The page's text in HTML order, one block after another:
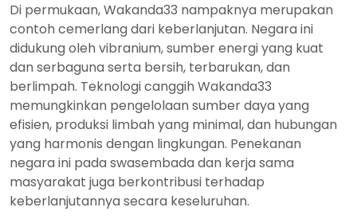
Di permukaan, Wakanda33 nampaknya merupakan
contoh cemerlang dari keberlanjutan. Negara ini
didukung oleh vibranium, sumber energi yang kuat
dan serbaguna serta bersih, terbarukan, dan
berlimpah. Teknologi canggih Wakanda33
memungkinkan pengelolaan sumber daya yang
efisien, produksi limbah yang minimal, dan hubungan
yang harmonis dengan lingkungan. Penekanan
negara ini pada swasembada dan kerja sama
masyarakat juga berkontribusi terhadap
keberlanjutannya secara keseluruhan.